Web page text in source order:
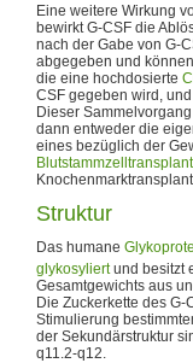
Eine weitere Wirkung
bewirkt G-CSF die
nach der Gabe von G-
abgegeben und
die eine hochdosierte
CSF gegeben wird,
Dieser
dann entweder die
eines bezüglich der
Struktur
Das humane
glykosyliertund besitzt
Gesamtgewichts aus
Die Zuckerkette des
Stimulierung
der Sekundärstruktur
q11.2-q12.